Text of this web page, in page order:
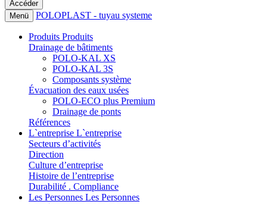
Menü POLOPLAST - tuyau systeme
Produits Produits
Drainage de bâtiments
POLO-KAL XS
POLO-KAL 3S
Composants système
Évacuation des eaux usées
POLO-ECO plus Premium
Drainage de ponts
Références
L`entreprise L`entreprise
Secteurs d’activités
Direction
Culture d’entreprise
Histoire de l’entreprise
Durabilité . Compliance
Les Personnes Les Personnes